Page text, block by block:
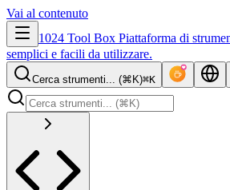
Vai al contenuto
1024 Tool Box Piattaforma di
semplici e facili da utilizzare.
Cerca strumenti... (⌘K)⌘K